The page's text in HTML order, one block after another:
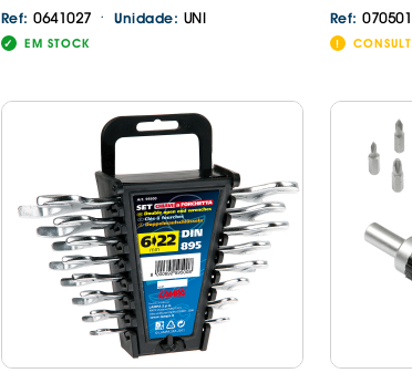
Ref: 0641027 · Unidade: UNI
EM STOCK
Ref: